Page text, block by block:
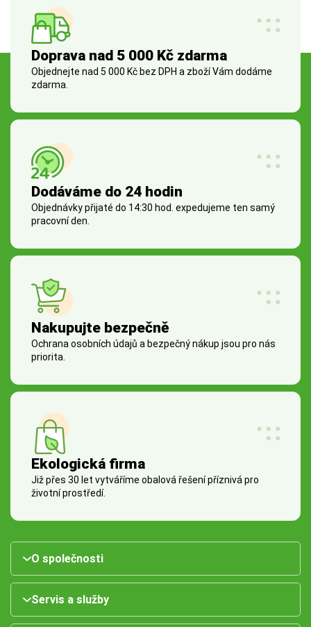
Doprava nad 5 000 Kč zdarma
Objednejte nad 5 000 Kč bez DPH a zboží Vám dodáme
zdarma.
Dodáváme do 24 hodin
Objednávky přijaté do 14:30 hod. expedujeme ten samý
pracovní den.
Nakupujte bezpečně
Ochrana osobních údajů a bezpečný nákup jsou pro nás
priorita.
Ekologická firma
Již přes 30 let vytváříme obalová řešení příznivá pro
životní prostředí.
O společnosti
Servis a služby